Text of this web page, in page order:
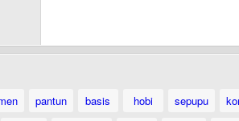
pantun basis hobi sepupu